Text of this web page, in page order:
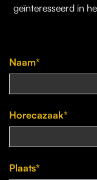
geïnteresseerd in
Naam*
Horecazaak*
Plaats*